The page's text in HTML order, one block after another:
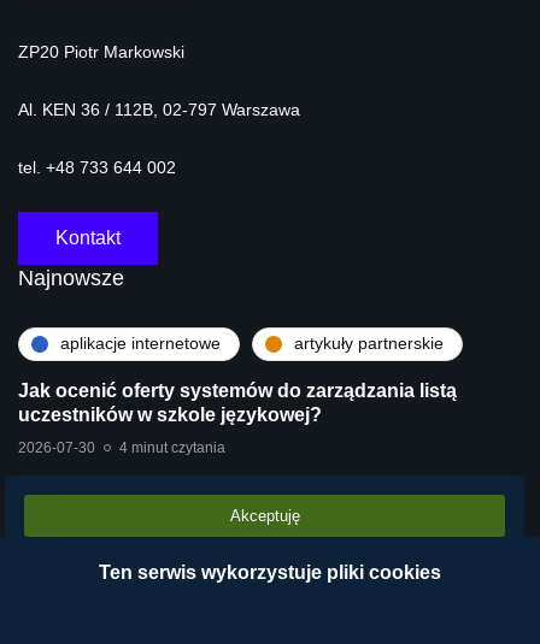
ZP20 Piotr Markowski
Al. KEN 36 / 112B, 02-797 Warszawa
tel. +48 733 644 002
Kontakt
Najnowsze
aplikacje internetowe artykuły partnerskie
Jak ocenić oferty systemów do zarządzania listą
uczestników w szkole językowej?
2026-07-30 4 minut czytania
technologie
Stara centrala vs Wirtualna Centrala Telefoniczna
Akceptuję
Ten serwis wykorzystuje pliki cookies